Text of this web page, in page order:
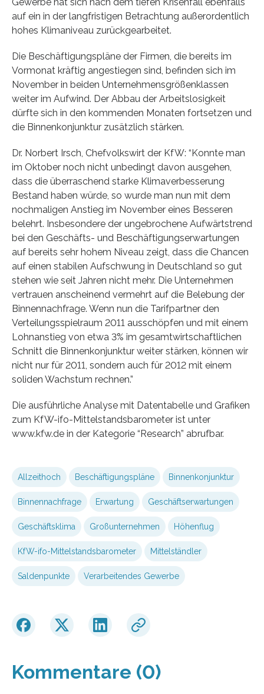
auf ein in der langfristigen Betrachtung außerordentlich
hohes Klimaniveau zurückgearbeitet.
Die Beschäftigungspläne der Firmen, die bereits im
Vormonat kräftig angestiegen sind, befinden sich im
November in beiden Unternehmensgrößenklassen
weiter im Aufwind. Der Abbau der Arbeitslosigkeit
dürfte sich in den kommenden Monaten fortsetzen und
die Binnenkonjunktur zusätzlich stärken.
Dr. Norbert Irsch, Chefvolkswirt der KfW: “Konnte man
im Oktober noch nicht unbedingt davon ausgehen,
dass die überraschend starke Klimaverbesserung
Bestand haben würde, so wurde man nun mit dem
nochmaligen Anstieg im November eines Besseren
belehrt. Insbesondere der ungebrochene Aufwärtstrend
bei den Geschäfts- und Beschäftigungserwartungen
auf bereits sehr hohem Niveau zeigt, dass die Chancen
auf einen stabilen Aufschwung in Deutschland so gut
stehen wie seit Jahren nicht mehr. Die Unternehmen
vertrauen anscheinend vermehrt auf die Belebung der
Binnennachfrage. Wenn nun die Tarifpartner den
Verteilungsspielraum 2011 ausschöpfen und mit einem
Lohnanstieg von etwa 3% im gesamtwirtschaftlichen
Schnitt die Binnenkonjunktur weiter stärken, können wir
nicht nur für 2011, sondern auch für 2012 mit einem
soliden Wachstum rechnen.”
Die ausführliche Analyse mit Datentabelle und Grafiken
zum KfW-ifo-Mittelstandsbarometer ist unter
www.kfw.de in der Kategorie “Research” abrufbar.
Allzeithoch Beschäftigungspläne Binnenkonjunktur
Binnennachfrage Erwartung Geschäftserwartungen
Geschäftsklima Großunternehmen Höhenflug
KfW-ifo-Mittelstandsbarometer Mittelständler
Saldenpunkte Verarbeitendes Gewerbe
Kommentare (0)